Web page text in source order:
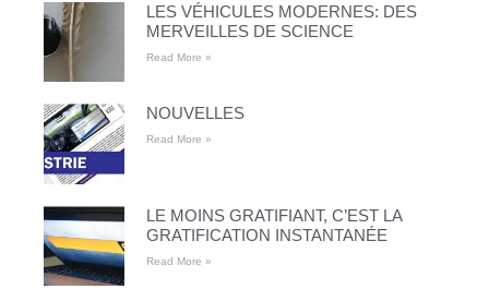
LES VÉHICULES MODERNES: DES
MERVEILLES DE SCIENCE
Read More »
NOUVELLES
Read More »
LE MOINS GRATIFIANT, C’EST LA
GRATIFICATION INSTANTANÉE
Read More »